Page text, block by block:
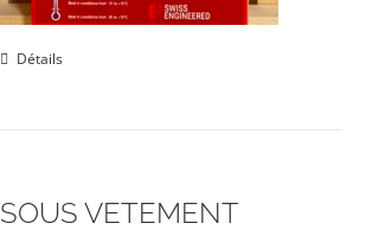
Détails
SOUS VETEMENT